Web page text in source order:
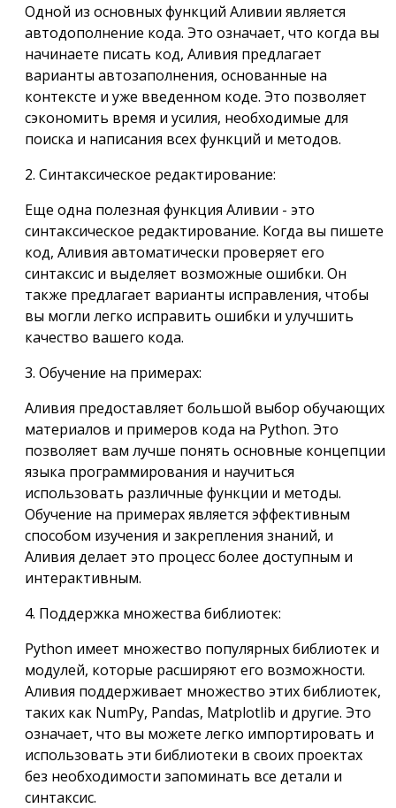
Одной из основных функций Аливии является
автодополнение кода. Это означает, что когда вы
начинаете писать код, Аливия предлагает
варианты автозаполнения, основанные на
контексте и уже введенном коде. Это позволяет
сэкономить время и усилия, необходимые для
поиска и написания всех функций и методов.
2. Синтаксическое редактирование:
Еще одна полезная функция Аливии - это
синтаксическое редактирование. Когда вы пишете
код, Аливия автоматически проверяет его
синтаксис и выделяет возможные ошибки. Он
также предлагает варианты исправления, чтобы
вы могли легко исправить ошибки и улучшить
качество вашего кода.
3. Обучение на примерах:
Аливия предоставляет большой выбор обучающих
материалов и примеров кода на Python. Это
позволяет вам лучше понять основные концепции
языка программирования и научиться
использовать различные функции и методы.
Обучение на примерах является эффективным
способом изучения и закрепления знаний, и
Аливия делает это процесс более доступным и
интерактивным.
4. Поддержка множества библиотек:
Python имеет множество популярных библиотек и
модулей, которые расширяют его возможности.
Аливия поддерживает множество этих библиотек,
таких как NumPy, Pandas, Matplotlib и другие. Это
означает, что вы можете легко импортировать и
использовать эти библиотеки в своих проектах
без необходимости запоминать все детали и
синтаксис.